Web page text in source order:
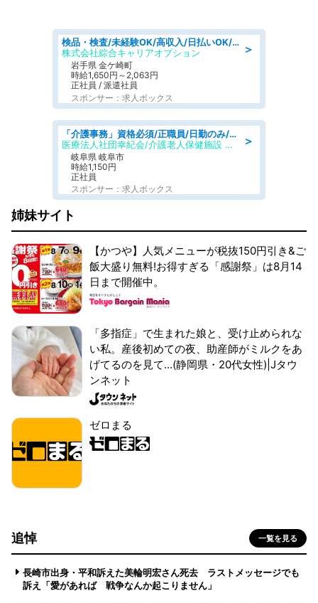
＞
検品・検査/未経験OK/高収入/日払いOK/交替制/20・30・40代活躍中
株式会社綜合キャリアオプション
岩手県 金ケ崎町
時給1,650円～2,063円
正社員 / 派遣社員
スポンサー：求人ボックス
＞
「介護事務」資格必須/正職員/日勤のみ/介護老人保健施設
医療法人社団幸紀会/介護老人保健施設 グリーンビラ安江
岐阜県 岐阜市
時給1,150円
正社員
スポンサー：求人ボックス
姉妹サイト
【かつや】人気メニューが税抜150円引き&ご
飯大盛り無料!お得すぎる「感謝祭」は8月14
日まで開催中。
「多指症」で生まれた娘と、受け止められな
い私。産後初めての夜、助産師がミルクをあ
げてるのを見て...(静岡県・20代女性)|Jタウ
ンネット
ゼロまる
追悼 一覧を見る
長崎市出身・平和訴えた美輪明宏さん死去 ラストメッセージでも
訴え「愛があれば 戦争なんか起こりません」